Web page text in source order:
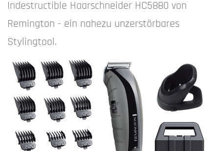
Indestructible Haarschneider HC5880 von
Remington - ein nahezu unzerstörbares
Stylingtool.